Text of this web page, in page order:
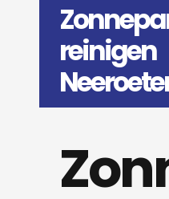
reinigen